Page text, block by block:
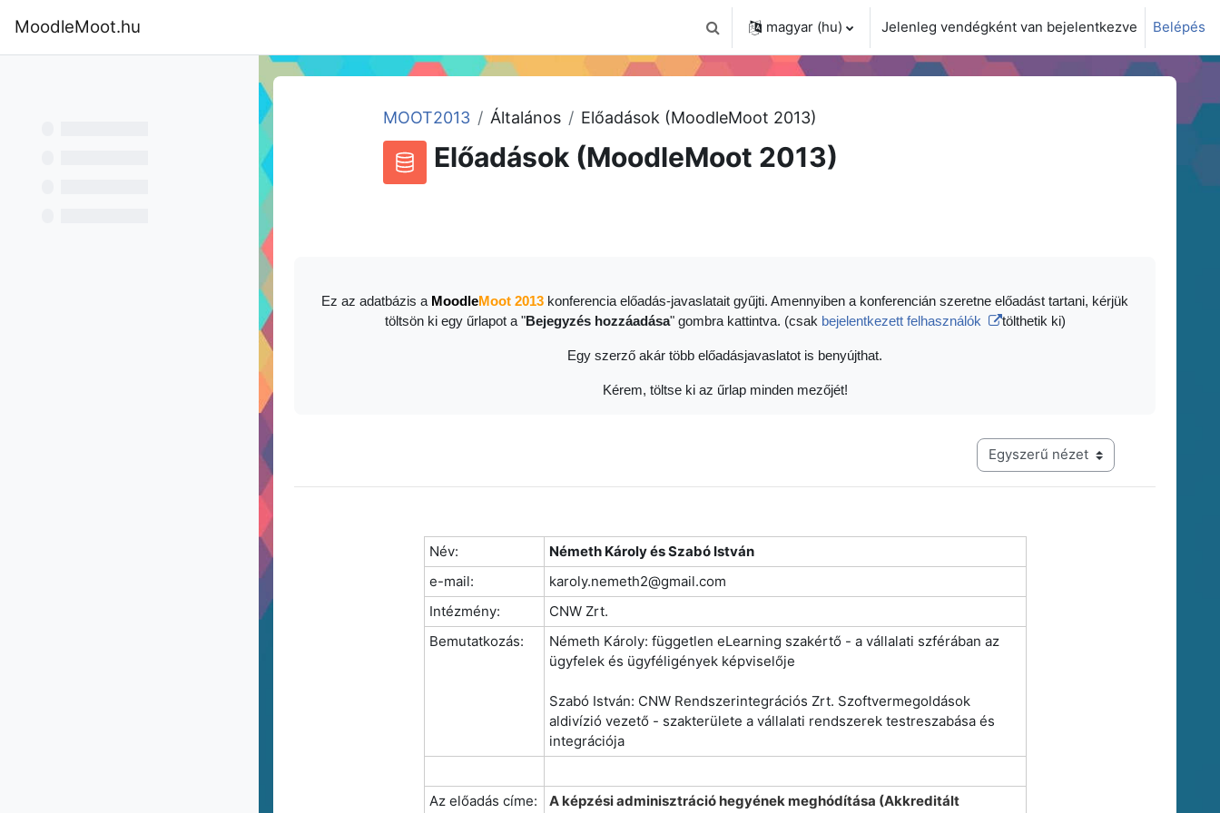
MoodleMoot.hu Keresési bemeneti adatok váltása
magyar ‎(hu)‎ Jelenleg vendégként van bejelentkezve Belépés
MOOT2013 Általános Előadások (MoodleMoot 2013)
Előadások (MoodleMoot 2013)
Ez az adatbázis a MoodleMoot 2013 konferencia előadás-javaslatait gyűjti. Amennyiben a konferencián szeretne előadást tartani, kérjük
töltsön ki egy űrlapot a "Bejegyzés hozzáadása" gombra kattintva. (csak bejelentkezett felhasználók tölthetik ki)
Egy szerző akár több előadásjavaslatot is benyújthat.
Kérem, töltse ki az űrlap minden mezőjét!
Harmadik szintű navigáció megtekintési módja
Név:
Németh Károly és Szabó István
e-mail:
karoly.nemeth2@gmail.com
Intézmény:
CNW Zrt.
Bemutatkozás:
Németh Károly: független eLearning szakértő - a vállalati szférában az
ügyfelek és ügyféligények képviselője
Szabó István: CNW Rendszerintegrációs Zrt. Szoftvermegoldások
aldivízió vezető - szakterülete a vállalati rendszerek testreszabása és
integrációja
Az előadás címe:
A képzési adminisztráció hegyének meghódítása (Akkreditált